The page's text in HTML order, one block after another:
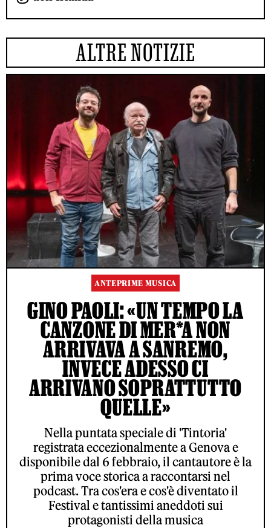
ALTRE NOTIZIE
ANTEPRIME MUSICA
GINO PAOLI: «UN TEMPO LA
CANZONE DI MER*A NON
ARRIVAVA A SANREMO,
INVECE ADESSO CI
ARRIVANO SOPRATTUTTO
QUELLE»
Nella puntata speciale di 'Tintoria'
registrata eccezionalmente a Genova e
disponibile dal 6 febbraio, il cantautore è la
prima voce storica a raccontarsi nel
podcast. Tra cos'era e cos'è diventato il
Festival e tantissimi aneddoti sui
protagonisti della musica